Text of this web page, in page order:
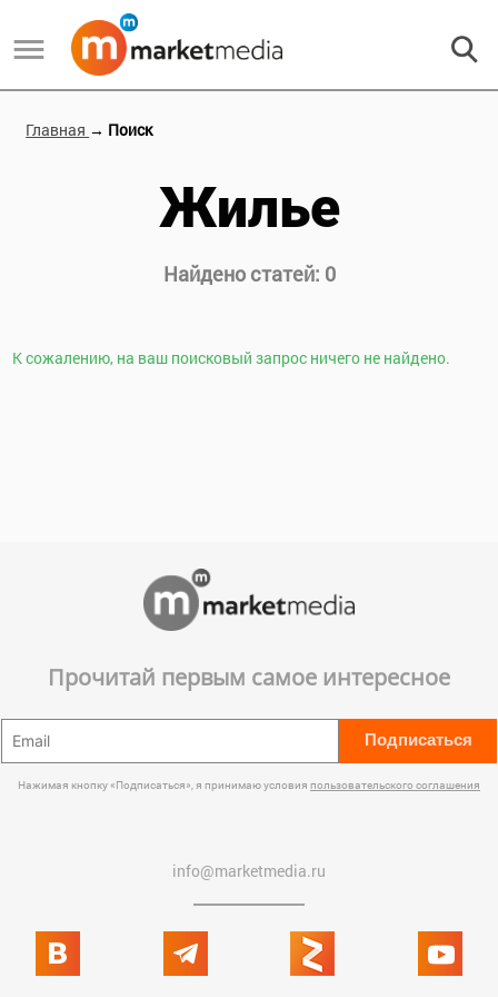
Главная → Поиск
Жилье
Найдено статей: 0
К сожалению, на ваш поисковый запрос ничего не найдено.
Прочитай первым самое интересное
Подписаться
Нажимая кнопку «Подписаться», я принимаю условия пользовательского соглашения
info@marketmedia.ru